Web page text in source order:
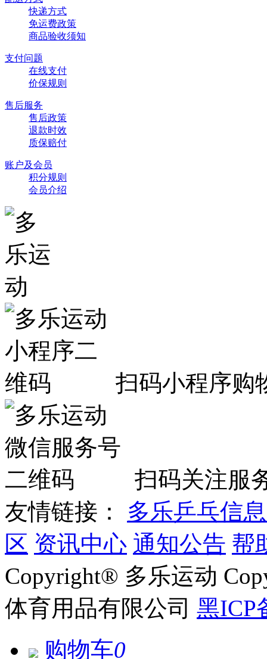
快递方式
免运费政策
商品验收须知
支付问题
在线支付
价保规则
售后服务
售后政策
退款时效
质保赔付
账户及会员
积分规则
会员介绍
扫码小程序购
扫码关注服
友情链接：
多乐乒乓信
区 资讯中心 通知公告 帮
Copyright® 多乐运动
体育用品有限公司 黑ICP
购物车0